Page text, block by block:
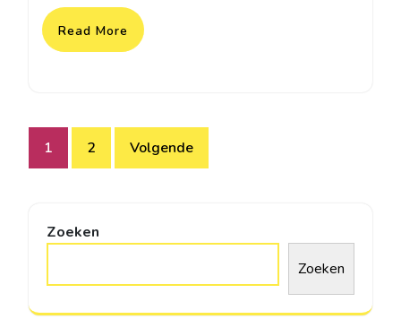
Read More
Berichtnavigatie
1 2 Volgende
Zoeken
Zoeken